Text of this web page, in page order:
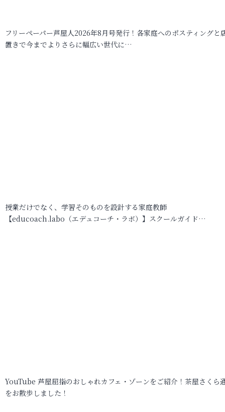
フリーペーパー芦屋人2026年8月号発行！各家庭へのポスティングと
置きで今までよりさらに幅広い世代に…
授業だけでなく、学習そのものを設計する家庭教師
【educoach.labo（エデュコーチ・ラボ）】スクールガイド…
YouTube 芦屋屈指のおしゃれカフェ・ゾーンをご紹介！茶屋さくら
をお散歩しました！